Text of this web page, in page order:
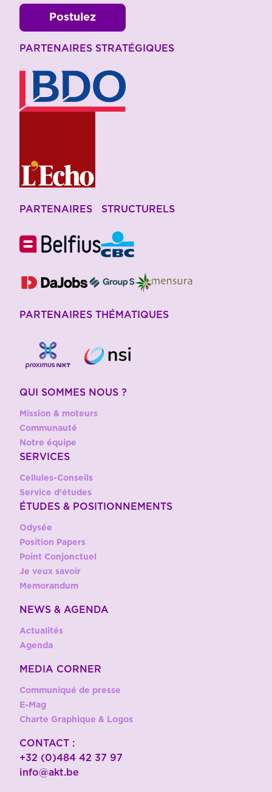
Postulez
PARTENAIRES STRATÉGIQUES
PARTENAIRES STRUCTURELS
PARTENAIRES THÉMATIQUES
QUI SOMMES NOUS ?
Mission & moteurs
Communauté
Notre équipe
SERVICES
Cellules-Conseils
Service d’études
ÉTUDES & POSITIONNEMENTS
Odysée
Position Papers
Point Conjonctuel
Je veux savoir
Memorandum
NEWS & AGENDA
Actualités
Agenda
MEDIA CORNER
Communiqué de presse
E-Mag
Charte Graphique & Logos
CONTACT :
+32 (0)484 42 37 97
info@akt.be